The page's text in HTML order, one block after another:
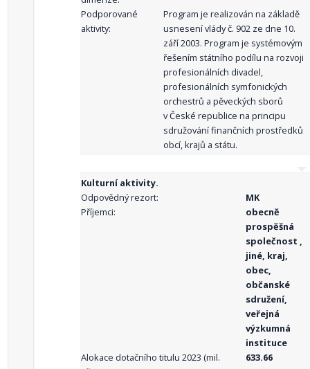
Podporované
aktivity:
Program je realizován na základě
usnesení vlády č. 902 ze dne 10.
září 2003. Program je systémovým
řešením státního podílu na rozvoji
profesionálních divadel,
profesionálních symfonických
orchestrů a pěveckých sborů
v České republice na principu
sdružování finančních prostředků
obcí, krajů a státu.
Kulturní aktivity.
Odpovědný rezort:
MK
Příjemci:
obecně
prospěšná
společnost ,
jiné, kraj,
obec,
občanské
sdružení,
veřejná
výzkumná
instituce
Alokace dotačního titulu 2023 (mil.
633.66